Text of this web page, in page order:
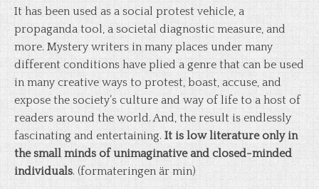
It has been used as a social protest vehicle, a
propaganda tool, a societal diagnostic measure, and
more. Mystery writers in many places under many
different conditions have plied a genre that can be used
in many creative ways to protest, boast, accuse, and
expose the society’s culture and way of life to a host of
readers around the world. And, the result is endlessly
fascinating and entertaining. It is low literature only in
the small minds of unimaginative and closed-minded
individuals. (formateringen är min)